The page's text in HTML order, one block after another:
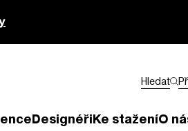
Hledat
DesignéřiKe staženíO